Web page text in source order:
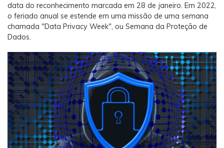
data do reconhecimento marcada em 28 de janeiro. Em 2022,
o feriado anual se estende em uma missão de uma semana
chamada "Data Privacy Week", ou Semana da Proteção de
Dados.